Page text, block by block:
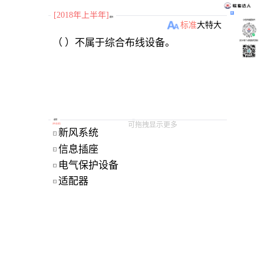
[2018年上半年] 题目
标准大特大
可拖拽显示更多
选项
单选题
A 新风系统
B 信息插座
C 电气保护设备
D 适配器
小程序刷题软件
关注“柴丁”获取备考资料